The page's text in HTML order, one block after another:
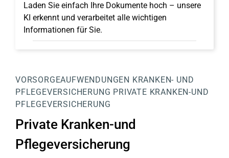
Laden Sie einfach Ihre Dokumente hoch – unsere
KI erkennt und verarbeitet alle wichtigen
Informationen für Sie.
VORSORGEAUFWENDUNGEN KRANKEN- UND
PFLEGEVERSICHERUNG PRIVATE KRANKEN-UND
PFLEGEVERSICHERUNG
Private Kranken-und
Pflegeversicherung